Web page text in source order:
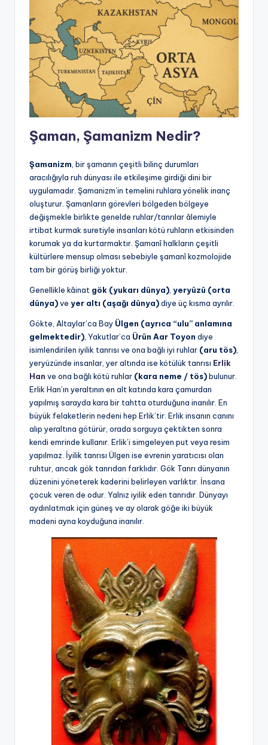
Şaman, Şamanizm Nedir?
Şamanizm , bir şamanın çeşitli bilinç durumları
aracılığıyla ruh dünyası ile etkileşime girdiği dini bir
uygulamadır. Şamanizm’in temelini ruhlara yönelik inanç
oluşturur. Şamanların görevleri bölgeden bölgeye
değişmekle birlikte genelde ruhlar/tanrılar âlemiyle
irtibat kurmak suretiyle insanları kötü ruhların etkisinden
korumak ya da kurtarmaktır. Şamanî halkların çeşitli
kültürlere mensup olması sebebiyle şamanî kozmolojide
tam bir görüş birliği yoktur.
Genellikle kâinat gök (yukarı dünya) yeryüzü (orta
dünya)ve yer altı (aşağı dünya)diye üç kısma ayrılır.
Gökte, Altaylar’ca Bay Ülgen (ayrıca “ulu” anlamına
gelmektedir) , Yakutlar’ca Ürün Aar Toyon diye
isimlendirilen iyilik tanrısı ve ona bağlı iyi ruhlar (aru tös)
yeryüzünde insanlar, yer altında ise kötülük tanrısı Erlik
Han ve ona bağlı kötü ruhlar (kara neme / tös)bulunur.
Erlik Han’ın yeraltının en alt katında kara çamurdan
yapılmış sarayda kara bir tahtta oturduğuna inanılır. En
büyük felaketlerin nedeni hep Erlik’tir. Erlik insanın canını
alıp yeraltına götürür, orada sorguya çektikten sonra
kendi emrinde kullanır. Erlik’i simgeleyen put veya resim
yapılmaz. İyilik tanrısı Ülgen ise evrenin yaratıcısı olan
ruhtur, ancak gök tanrıdan farklıdır. Gök Tanrı dünyanın
düzenini yöneterek kaderini belirleyen varlıktır. İnsana
çocuk veren de odur. Yalnız iyilik eden tanrıdır. Dünyayı
aydınlatmak için güneş ve ay olarak göğe iki büyük
madeni ayna koyduğuna inanılır.